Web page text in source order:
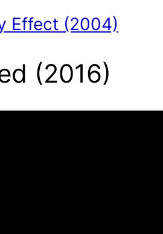
Effect (2004)
(2016)